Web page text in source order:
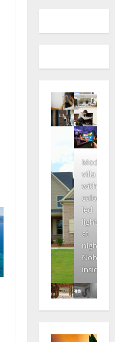
Modern
villa
with
colored
led
lights
at
night.
Nobody
inside